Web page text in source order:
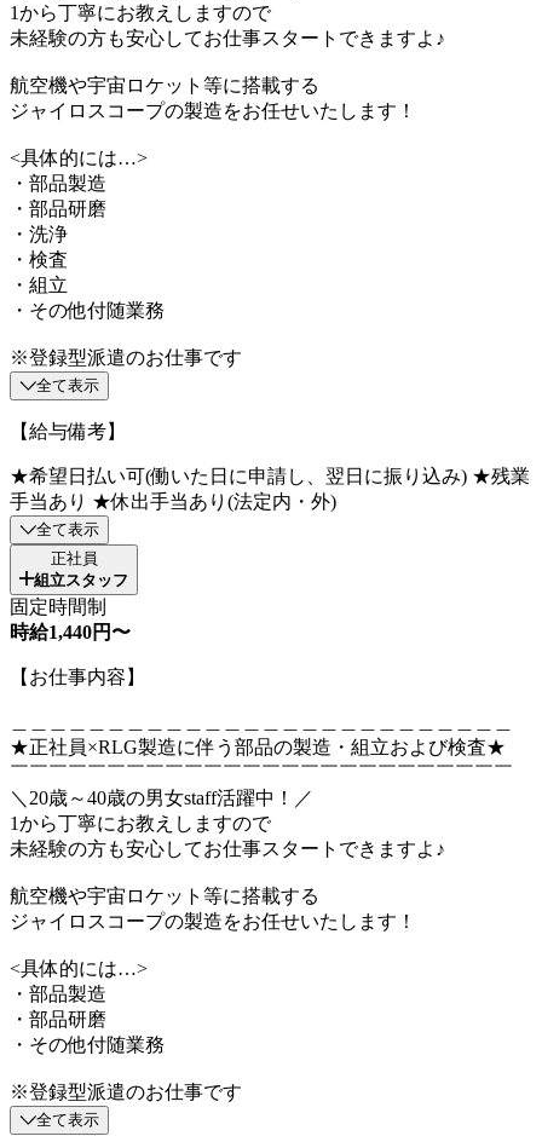
1から丁寧にお教えしますので
未経験の方も安心してお仕事スタートできますよ♪
航空機や宇宙ロケット等に搭載する
ジャイロスコープの製造をお任せいたします！
<具体的には…>
・部品製造
・部品研磨
・洗浄
・検査
・組立
・その他付随業務
※登録型派遣のお仕事です
全て表示
【給与備考】
★希望日払い可(働いた日に申請し、翌日に振り込み) ★残業
手当あり ★休出手当あり(法定内・外)
全て表示
正社員
組立スタッフ
固定時間制
時給1,440円〜
【お仕事内容】
★正社員×RLG製造に伴う部品の製造・組立および検査★
￣￣￣￣￣￣￣￣￣￣￣￣￣￣￣￣￣￣￣￣￣￣￣￣￣￣
＼20歳～40歳の男女staff活躍中！／
1から丁寧にお教えしますので
未経験の方も安心してお仕事スタートできますよ♪
航空機や宇宙ロケット等に搭載する
ジャイロスコープの製造をお任せいたします！
<具体的には…>
・部品製造
・部品研磨
・その他付随業務
※登録型派遣のお仕事です
全て表示